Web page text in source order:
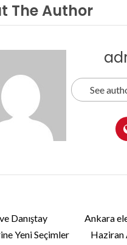
The Author
See
Danıştay
Yeni Seçimler
Ankara
Haziran